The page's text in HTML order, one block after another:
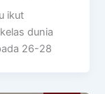
ikut
dunia
26-28